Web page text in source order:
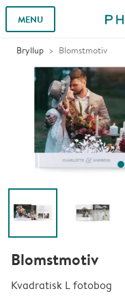
MENU
Bryllup Blomstmotiv
Blomstmotiv
Kvadratisk L fotobog